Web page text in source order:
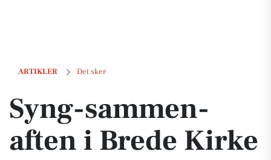
ARTIKLER Det sker
Syng-sammen-aften i Brede Kirke
Syng-sammen-
aften i Brede Kirke